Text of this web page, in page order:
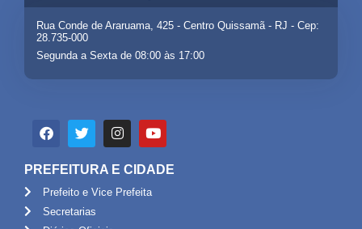
Rua Conde de Araruama, 425 - Centro Quissamã - RJ - Cep:
28.735-000
Segunda a Sexta de 08:00 às 17:00
PREFEITURA E CIDADE
Prefeito e Vice Prefeita
Secretarias